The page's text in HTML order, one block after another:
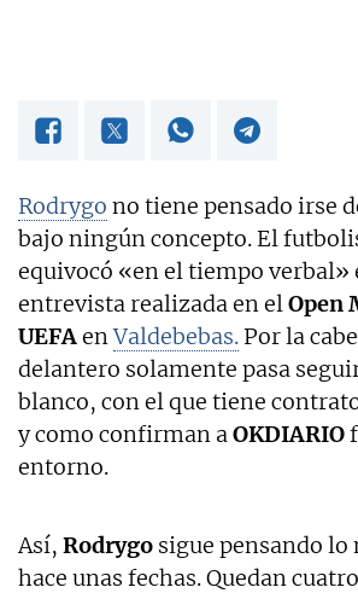
Rodrygo no tiene pensado irse
bajo ningún concepto. El
equivocó «en el tiempo verbal»
entrevista realizada en elOpen
UEFAenValdebebas. Por la
delantero solamente pasa
blanco, con el que tiene
y como confirman aOKDIARIO
entorno.
Así, Rodrygo sigue pensando lo
hace unas fechas. Quedan